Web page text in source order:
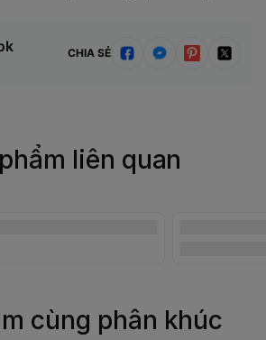
CHIA SẺ
liên quan
cùng phân khúc